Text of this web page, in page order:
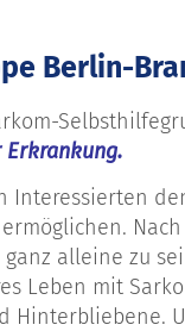
Berlin-
Interessierten
alleine zu
Leben mit
Hinterbliebene.